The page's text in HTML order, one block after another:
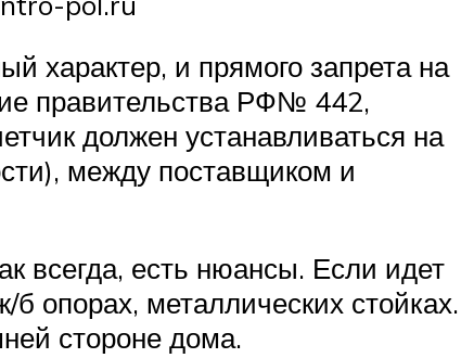
характер, и прямого запрета на
правительства РФ№ 442,
должен устанавливаться на
между поставщиком и
всегда, есть нюансы. Если идет
б опорах, металлических стойках.
стороне дома.